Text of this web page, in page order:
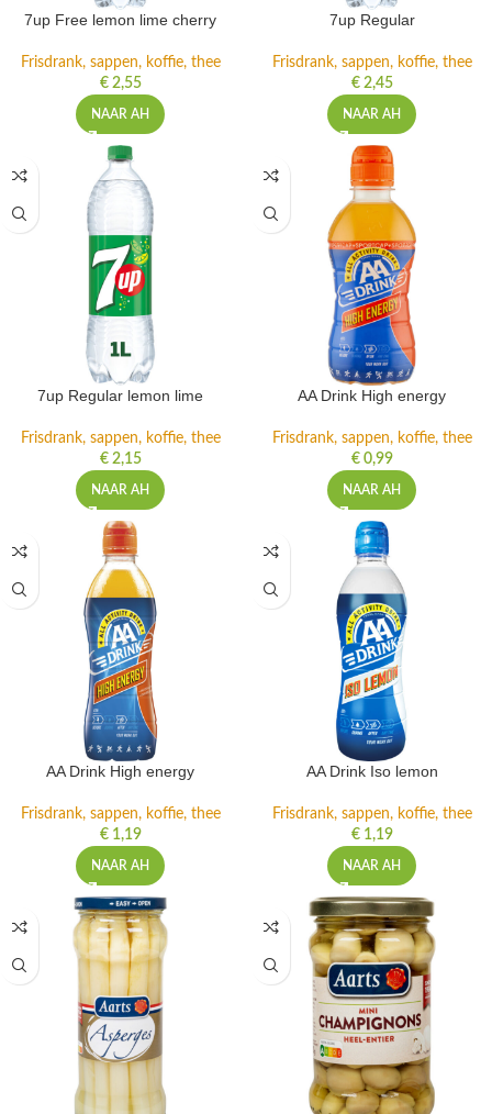
7up Free lemon lime cherry
Frisdrank, sappen, koffie, thee
€2,55
NAAR AH
7up Regular
Frisdrank, sappen, koffie, thee
€2,45
NAAR AH
7up Regular lemon lime
Frisdrank, sappen, koffie, thee
€2,15
NAAR AH
AA Drink High energy
Frisdrank, sappen, koffie, thee
€0,99
NAAR AH
AA Drink High energy
Frisdrank, sappen, koffie, thee
€1,19
NAAR AH
AA Drink Iso lemon
Frisdrank, sappen, koffie, thee
€1,19
NAAR AH